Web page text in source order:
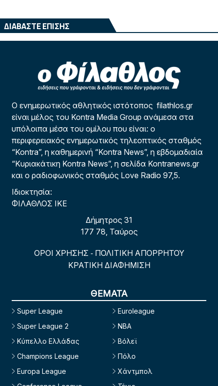
ΔΙΑΒΑΣΤΕ ΕΠΙΣΗΣ
Ο ενημερωτικός αθλητικός ιστότοπος filathlos.gr
είναι μέλος του Kontra Media Group ανάμεσα στα
υπόλοιπα μέσα του ομίλου που είναι: ο
περιφερειακός ενημερωτικός τηλεοπτικός σταθμός
“Kontra”, η καθημερινή “Kontra News”, η εβδομαδιαία
“Κυριακάτικη Kontra News”, η σελίδα Kontranews.gr
και ο ραδιοφωνικός σταθμός Love Radio 97,5.
Ιδιοκτησία:
ΦΙΛΑΘΛΟΣ ΙΚΕ
Δήμητρος 31
177 78, Ταύρος
ΟΡΟΙ ΧΡΗΣΗΣ - ΠΟΛΙΤΙΚΗ ΑΠΟΡΡΗΤΟΥ
ΚΡΑΤΙΚΗ ΔΙΑΦΗΜΙΣΗ
ΘΕΜΑΤΑ
Super League
Super League 2
Κύπελλο Ελλάδας
Champions League
Europa League
Euroleague
NBA
Βόλεϊ
Πόλο
Χάντμπολ